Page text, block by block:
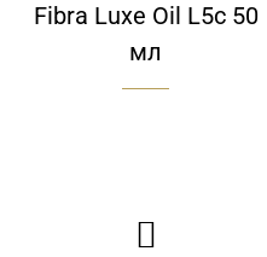
Fibra Luxe Oil L5c 50
мл
